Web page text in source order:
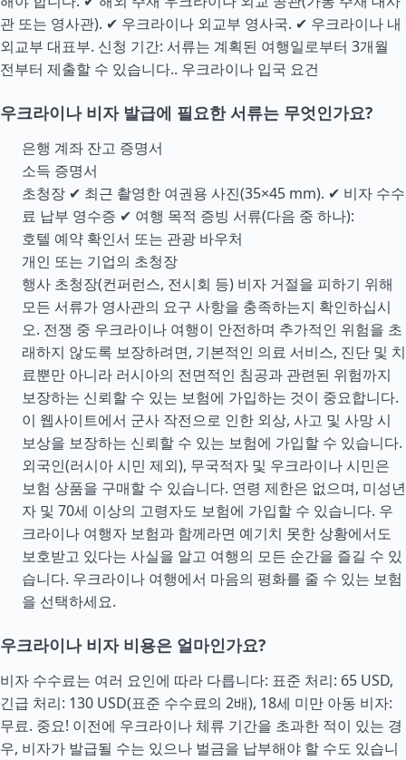
관 또는 영사관). ✔ 우크라이나 외교부 영사국. ✔ 우크라이나 내
외교부 대표부. 신청 기간: 서류는 계획된 여행일로부터 3개월
전부터 제출할 수 있습니다.. 우크라이나 입국 요건
우크라이나 비자 발급에 필요한 서류는 무엇인가요?
은행 계좌 잔고 증명서
소득 증명서
초청장 ✔ 최근 촬영한 여권용 사진(35×45 mm). ✔ 비자 수수
료 납부 영수증 ✔ 여행 목적 증빙 서류(다음 중 하나):
호텔 예약 확인서 또는 관광 바우처
개인 또는 기업의 초청장
행사 초청장(컨퍼런스, 전시회 등) 비자 거절을 피하기 위해
모든 서류가 영사관의 요구 사항을 충족하는지 확인하십시
오. 전쟁 중 우크라이나 여행이 안전하며 추가적인 위험을 초
래하지 않도록 보장하려면, 기본적인 의료 서비스, 진단 및 치
료뿐만 아니라 러시아의 전면적인 침공과 관련된 위험까지
보장하는 신뢰할 수 있는 보험에 가입하는 것이 중요합니다.
이 웹사이트에서 군사 작전으로 인한 외상, 사고 및 사망 시
보상을 보장하는 신뢰할 수 있는 보험에 가입할 수 있습니다.
외국인(러시아 시민 제외), 무국적자 및 우크라이나 시민은
보험 상품을 구매할 수 있습니다. 연령 제한은 없으며, 미성년
자 및 70세 이상의 고령자도 보험에 가입할 수 있습니다. 우
크라이나 여행자 보험과 함께라면 예기치 못한 상황에서도
보호받고 있다는 사실을 알고 여행의 모든 순간을 즐길 수 있
습니다. 우크라이나 여행에서 마음의 평화를 줄 수 있는 보험
을 선택하세요.
우크라이나 비자 비용은 얼마인가요?
비자 수수료는 여러 요인에 따라 다릅니다: 표준 처리: 65 USD,
긴급 처리: 130 USD(표준 수수료의 2배), 18세 미만 아동 비자:
무료. 중요! 이전에 우크라이나 체류 기간을 초과한 적이 있는 경
우, 비자가 발급될 수는 있으나 벌금을 납부해야 할 수도 있습니